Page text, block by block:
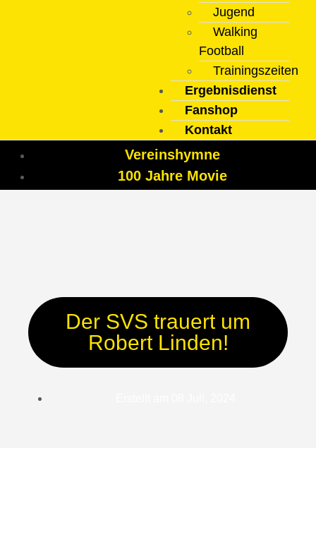
Jugend
Walking
Football
Trainingszeiten
Ergebnisdienst
Fanshop
Kontakt
Vereinshymne
100 Jahre Movie
Der SVS trauert um
Robert Linden!